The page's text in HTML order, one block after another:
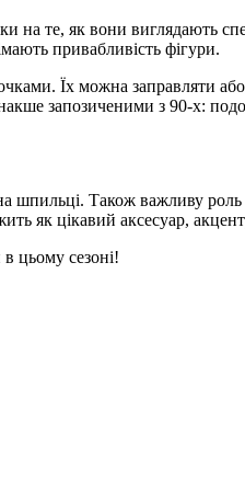
на те, як вони виглядають
привабливість фігури.
Їх можна заправляти
запозиченими з 90-х:
шпильці. Також важливу
як цікавий аксесуар,
цьому сезоні!